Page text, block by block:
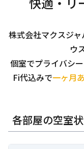
株式会社マクスジ
ウ
個室でプライバシ
Fi代込みで一ヶ月
各部屋の空室